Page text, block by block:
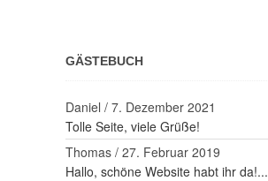
GÄSTEBUCH
Daniel / 7. Dezember 2021
Tolle Seite, viele Grüße!
Thomas / 27. Februar 2019
Hallo, schöne Website habt ihr da!...